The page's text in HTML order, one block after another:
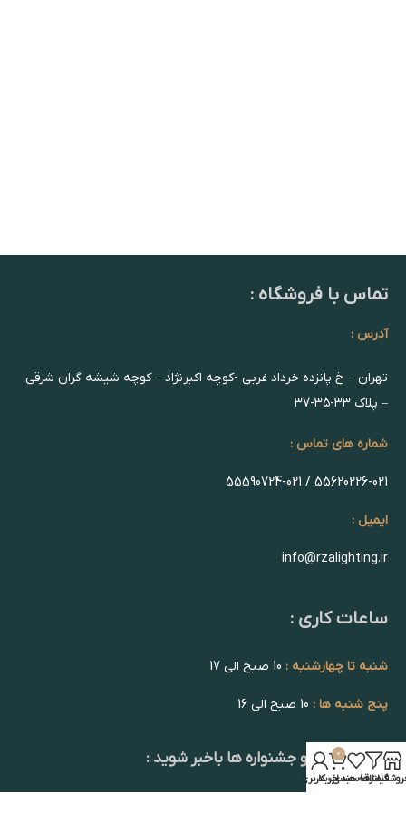
تماس با فروشگاه :
آدرس :
تهران – خ پانزده خرداد غربی -کوچه اکبرنژاد – کوچه شیشه گران شرقی
– پلاک ۳۳-۳۵-۳۷
شماره های تماس :
55620226-021 / 55590724-021
ایمیل :
info@rzalighting.ir
ساعات کاری :
شنبه تا چهارشنبه :
پنج شنبه ها :
از تخفیف ها و جشنواره ها باخبر شوید :
فیلترها
علاقه مندی
0
سبد خرید
حساب کاربری من